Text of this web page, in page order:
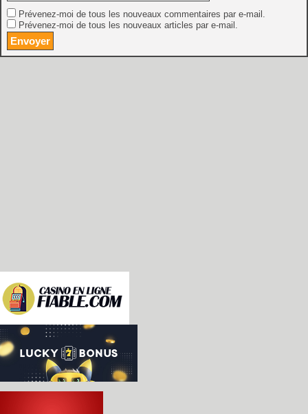
Prévenez-moi de tous les nouveaux commentaires par e-mail.
Prévenez-moi de tous les nouveaux articles par e-mail.